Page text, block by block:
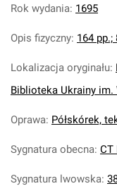
Rok wydania: 1695
Opis fizyczny: 164 pp.;
Lokalizacja oryginału:
Biblioteka Ukrainy im.
Oprawa: Półskórek,
Sygnatura obecna: CT
Sygnatura lwowska: